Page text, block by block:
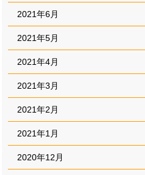
2021年6月
2021年5月
2021年4月
2021年3月
2021年2月
2021年1月
2020年12月